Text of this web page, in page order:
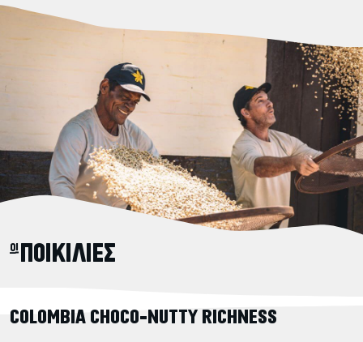
οι ΠΟΙΚΙΛΙΕΣ
COLOMBIA CHOCO-NUTTY RICHNESS